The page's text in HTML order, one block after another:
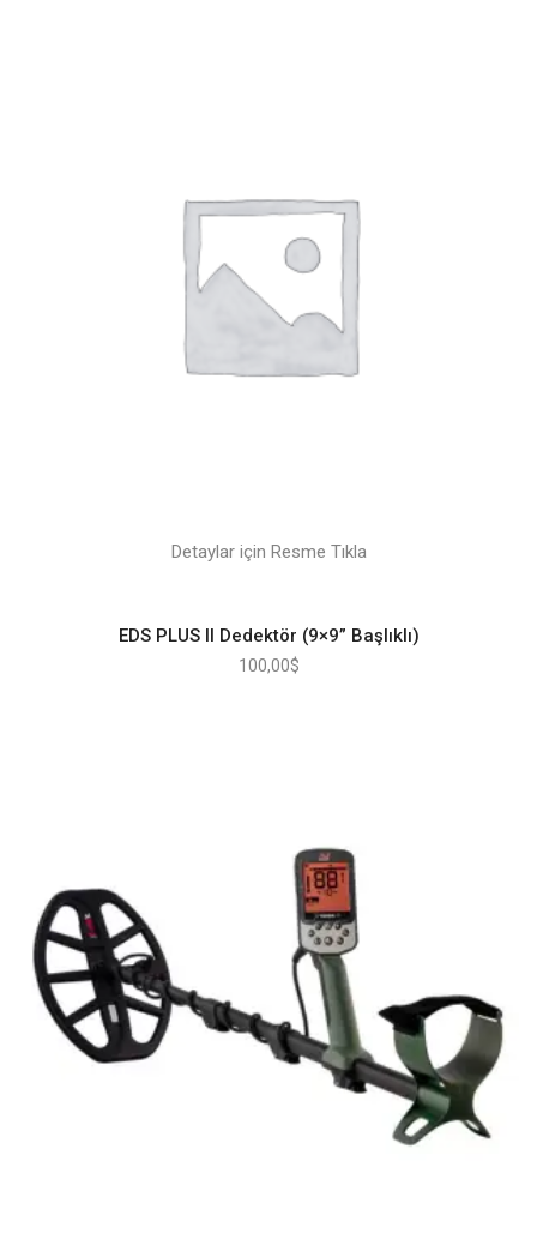
Detaylar için Resme Tıkla
EDS PLUS II Dedektör (9×9” Başlıklı)
100,00$